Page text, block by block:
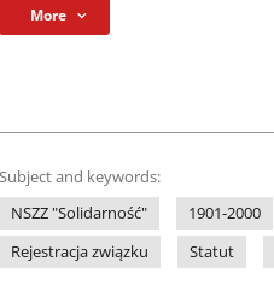
More
Subject and keywords:
NSZZ "Solidarność"
1901-2000
Rejestracja związku
Statut